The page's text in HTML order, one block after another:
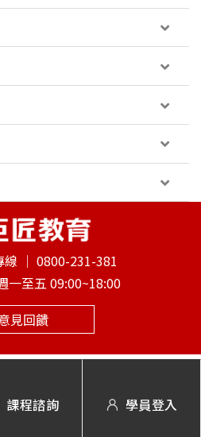
課程諮詢 學員登入
線 │ 0800-231-381
一至五 09:00~18:00
見回饋